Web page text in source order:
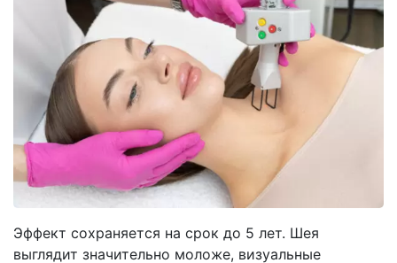
Эффект сохраняется на срок до 5 лет. Шея
выглядит значительно моложе, визуальные